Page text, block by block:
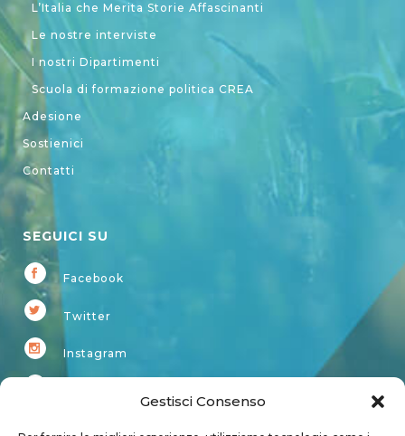
Gestisci Consenso
L’Italia che Merita Storie Affascinanti
Le nostre interviste
I nostri Dipartimenti
Scuola di formazione politica CREA
Adesione
Sostienici
Contatti
SEGUICI SU
Facebook
Twitter
Instagram